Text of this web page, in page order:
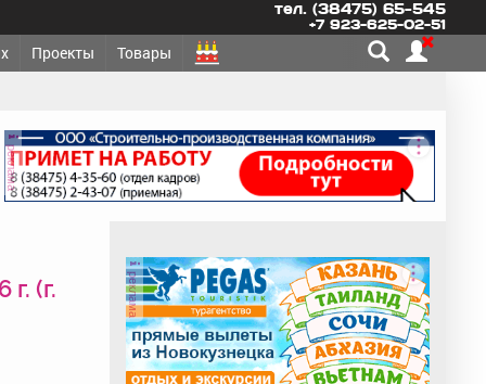
тел. (38475) 65-545
+7 923-625-02-51
Проекты Товары
реклама
(г.
реклама